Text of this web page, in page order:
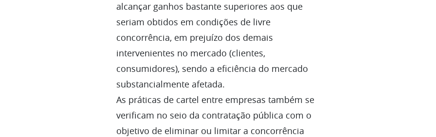
alcançar ganhos bastante superiores aos que
seriam obtidos em condições de livre
concorrência, em prejuízo dos demais
intervenientes no mercado (clientes,
consumidores), sendo a eficiência do mercado
substancialmente afetada.
As práticas de cartel entre empresas também se
verificam no seio da contratação pública com o
objetivo de eliminar ou limitar a concorrência